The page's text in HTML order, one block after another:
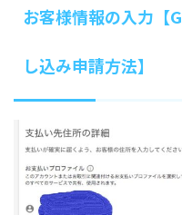
お客様情報の入力【
し込み申請方法】